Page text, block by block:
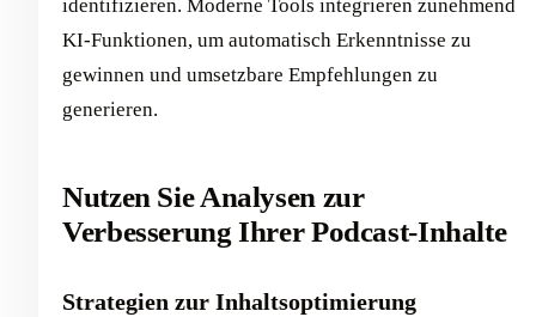
identifizieren. Moderne Tools integrieren zunehmend
KI-Funktionen, um automatisch Erkenntnisse zu
gewinnen und umsetzbare Empfehlungen zu
generieren.
Nutzen Sie Analysen zur
Verbesserung Ihrer Podcast-Inhalte
Strategien zur Inhaltsoptimierung